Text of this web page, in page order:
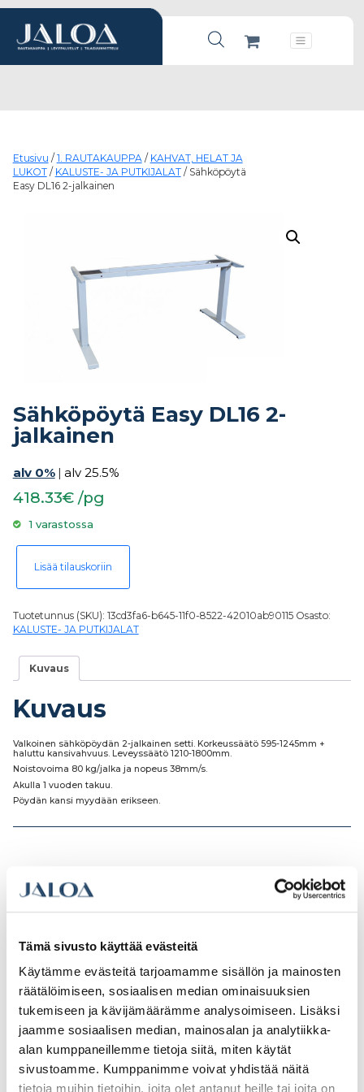
Tämä sivusto käyttää evästeitä
Käytämme evästeitä tarjoamamme sisällön ja mainosten
räätälöimiseen, sosiaalisen median ominaisuuksien
tukemiseen ja kävijämäärämme analysoimiseen. Lisäksi
jaamme sosiaalisen median, mainosalan ja analytiikka-
alan kumppaneillemme tietoja siitä, miten käytät
sivustoamme. Kumppanimme voivat yhdistää näitä
tietoja muihin tietoihin, joita olet antanut heille tai joita on
Products search
Päävalikko
Etusivu / 1. RAUTAKAUPPA/ KAHVAT, HELAT JA
LUKOT/ KALUSTE- JA PUTKIJALAT/ Sähköpöytä
Easy DL16 2-jalkainen
Sähköpöytä Easy DL16 2-
jalkainen
alv 0% | alv 25.5%
418.33€ /pg
1 varastossa
Sähköpöytä Easy DL16 2-jalkainen määrä
Lisää tilauskoriin
Tuotetunnus (SKU): 13cd3fa6-b645-11f0-8522-42010ab90115 Osasto:
KALUSTE- JA PUTKIJALAT
Kuvaus
Kuvaus
Valkoinen sähköpöydän 2-jalkainen setti. Korkeussäätö 595-1245mm +
haluttu kansivahvuus. Leveyssäätö 1210-1800mm.
Noistovoima 80 kg/jalka ja nopeus 38mm/s.
Akulla 1 vuoden takuu.
Pöydän kansi myydään erikseen.
Tutustu myös